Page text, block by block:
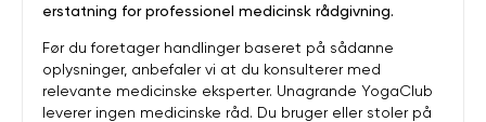
erstatning for professionel medicinsk rådgivning.
Før du foretager handlinger baseret på sådanne
oplysninger, anbefaler vi at du konsulterer med
relevante medicinske eksperter. Unagrande YogaClub
leverer ingen medicinske råd. Du bruger eller stoler på